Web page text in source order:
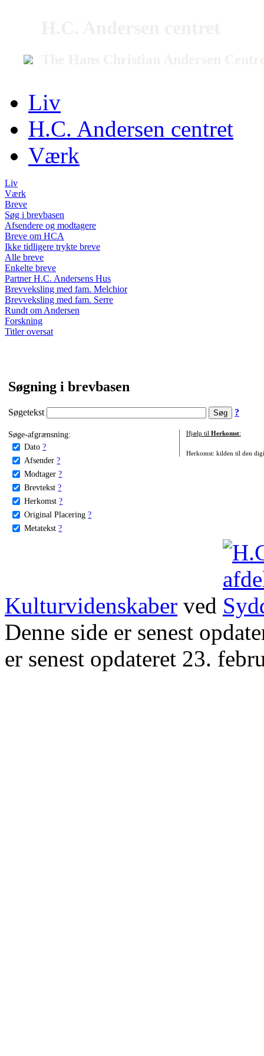
Liv
H.C. Andersen centret
Værk
Liv
Værk
Breve
Søg i brevbasen
Afsendere og modtagere
Breve om HCA
Ikke tidligere trykte breve
Alle breve
Enkelte breve
Partner H.C. Andersens Hus
Brevveksling med fam. Melchior
Brevveksling med fam. Serre
Rundt om Andersen
Forskning
Titler oversat
Søgning i brevbasen
Søgetekst ?
Søge-afgrænsning:
Dato ?
Afsender ?
Modtager ?
Brevtekst ?
Herkomst ?
Original Placering ?
Metatekst ?
Hjælp til Herkomst:
Herkomst: kilden til den
Kulturvidenskaber ved
Denne side er senest
er senest opdateret 23.